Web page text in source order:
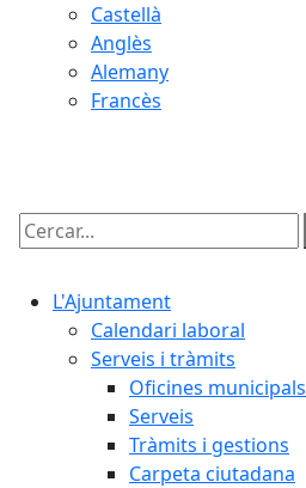
Castellà
Anglès
Alemany
Francès
Cercar:
L'Ajuntament
Calendari laboral
Serveis i tràmits
Oficines municipals
Serveis
Tràmits i gestions
Carpeta ciutadana